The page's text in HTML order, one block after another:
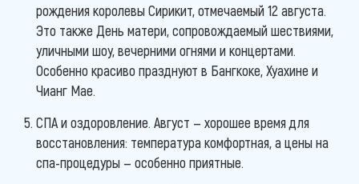
рождения королевы Сирикит, отмечаемый 12 августа.
Это также День матери, сопровождаемый шествиями,
уличными шоу, вечерними огнями и концертами.
Особенно красиво празднуют в Бангкоке, Хуахине и
Чианг Мае.
СПА и оздоровление. Август — хорошее время для
восстановления: температура комфортная, а цены на
спа-процедуры — особенно приятные.